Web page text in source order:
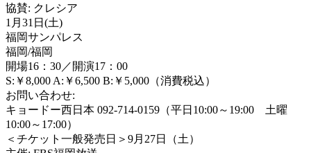
協賛: クレシア
1月31日(土)
福岡サンパレス
福岡/福岡
開場16：30／開演17：00
S:￥8,000 A:￥6,500 B:￥5,000（消費税込）
お問い合わせ:
キョードー西日本 092-714-0159（平日10:00～19:00 土曜
10:00～17:00）
＜チケット一般発売日＞9月27日（土）